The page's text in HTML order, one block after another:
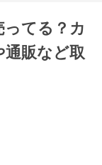
ってる？カ
販など取